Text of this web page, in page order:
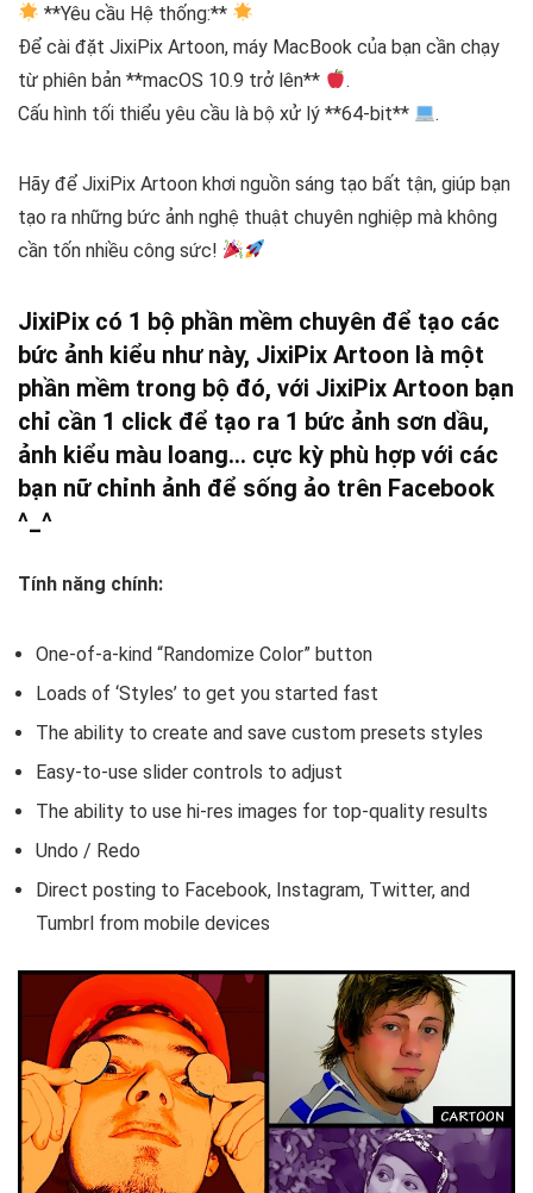
**Yêu cầu Hệ thống:**
Để cài đặt JixiPix Artoon, máy MacBook của bạn cần chạy
từ phiên bản **macOS 10.9 trở lên**
.
Cấu hình tối thiểu yêu cầu là bộ xử lý **64-bit**
.
Hãy để JixiPix Artoon khơi nguồn sáng tạo bất tận, giúp bạn
tạo ra những bức ảnh nghệ thuật chuyên nghiệp mà không
cần tốn nhiều công sức!
JixiPix có 1 bộ phần mềm chuyên để tạo các
bức ảnh kiểu như này, JixiPix Artoon là một
phần mềm trong bộ đó, với JixiPix Artoon bạn
chỉ cần 1 click để tạo ra 1 bức ảnh sơn dầu,
ảnh kiểu màu loang… cực kỳ phù hợp với các
bạn nữ chỉnh ảnh để sống ảo trên Facebook
^_^
Tính năng chính:
One-of-a-kind “Randomize Color” button
Loads of ‘Styles’ to get you started fast
The ability to create and save custom presets styles
Easy-to-use slider controls to adjust
The ability to use hi-res images for top-quality results
Undo / Redo
Direct posting to Facebook, Instagram, Twitter, and
Tumbrl from mobile devices